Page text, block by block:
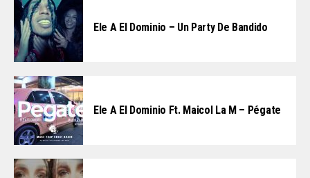
Ele A El Dominio – Un Party De Bandido
Ele A El Dominio Ft. Maicol La M – Pégate